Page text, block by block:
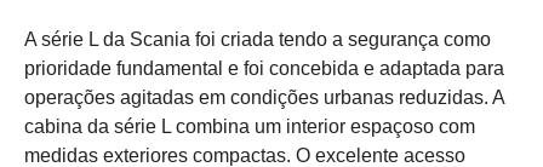
A série L da Scania foi criada tendo a segurança como
prioridade fundamental e foi concebida e adaptada para
operações agitadas em condições urbanas reduzidas. A
cabina da série L combina um interior espaçoso com
medidas exteriores compactas. O excelente acesso